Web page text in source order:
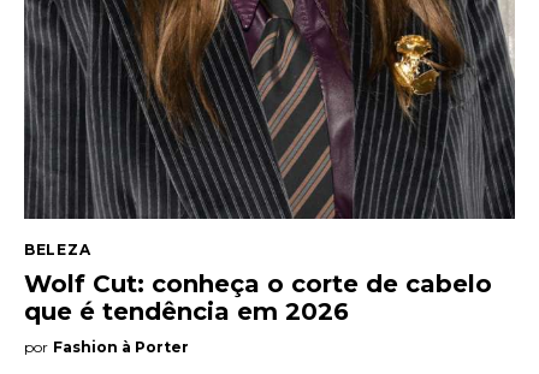
BELEZA
Wolf Cut: conheça o corte de cabelo
que é tendência em 2026
por Fashion à Porter